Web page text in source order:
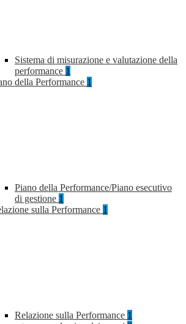
Sistema di misurazione e valutazione della
performance 1
della Performance 1
Piano della Performance/Piano esecutivo
di gestione 1
sulla Performance 1
Relazione sulla Performance 1